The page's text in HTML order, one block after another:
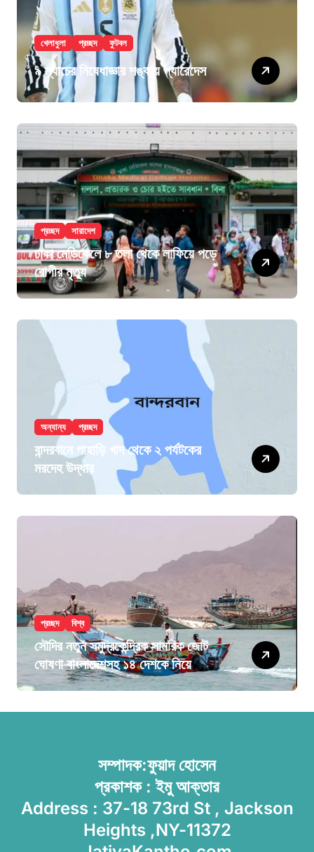
খেলাধুলা প্রচ্ছদ ফুটবল
৯ ম্যাচের নিষেধাজ্ঞার শঙ্কায় প্যারেদেস
প্রচ্ছদ সারাদেশ
ঢাকা মেডিকেলে ৮ তলা থেকে লাফিয়ে পড়ে
রোগীর মৃত্যু
অন্যান্য প্রচ্ছদ
বান্দরবানে পাহাড়ি খাদ থেকে ২ পর্যটকের
মরদেহ উদ্ধার
প্রচ্ছদ বিশ্ব
সৌদির নতুন সমুদ্রকেন্দ্রিক সামরিক জোট
ঘোষণা বাংলাদেশসহ ১৪ দেশকে নিয়ে
সম্পাদক:ফুয়াদ হোসেন
প্রকাশক : ইমু আক্তার
Address : 37-18 73rd St , Jackson
Heights ,NY-11372